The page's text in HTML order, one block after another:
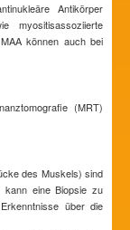
Antikörper
myositisassoziierte
können auch bei
(MRT)
des Muskels) sind
kann eine Biopsie zu
über die